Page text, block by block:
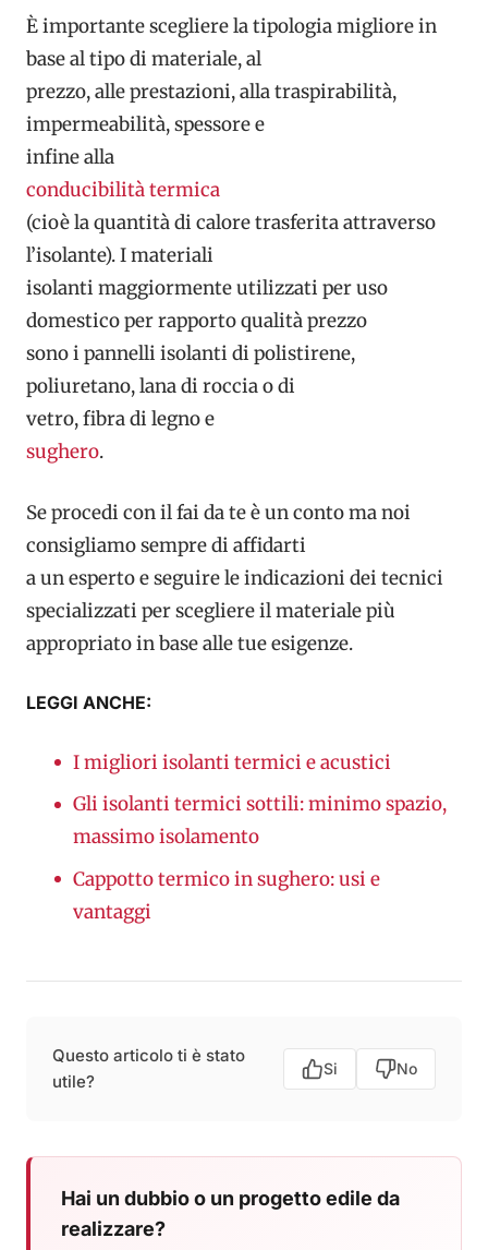
È importante scegliere la tipologia migliore in
base al tipo di materiale, al
prezzo, alle prestazioni, alla traspirabilità,
impermeabilità, spessore e
infine alla
conducibilità termica
(cioè la quantità di calore trasferita attraverso
l’isolante). I materiali
isolanti maggiormente utilizzati per uso
domestico per rapporto qualità prezzo
sono i pannelli isolanti di polistirene,
poliuretano, lana di roccia o di
vetro, fibra di legno e
sughero.
Se procedi con il fai da te è un conto ma noi
consigliamo sempre di affidarti
a un esperto e seguire le indicazioni dei tecnici
specializzati per scegliere il materiale più
appropriato in base alle tue esigenze.
LEGGI ANCHE:
I migliori isolanti termici e acustici
Gli isolanti termici sottili: minimo spazio,
massimo isolamento
Cappotto termico in sughero: usi e
vantaggi
Questo articolo ti è stato
utile?
Si No
Hai un dubbio o un progetto edile da
realizzare?